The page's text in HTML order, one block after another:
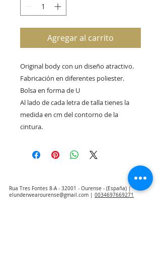
Agregar al carrito
Original body con un diseño atractivo.
Fabricación en diferentes poliester.
Bolsa en forma de U
Al lado de cada letra de talla tienes la
medida en cm del contorno de la
cintura.
Rua Tres Fontes 8-A - 32001 - Ourense - (España) |
elunderwearourense@gmail.com
0034697669271